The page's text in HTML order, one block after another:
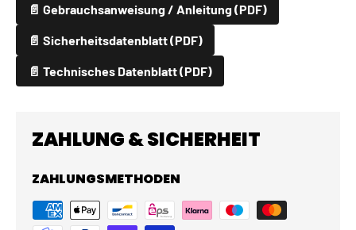
📄 Gebrauchsanweisung / Anleitung (PDF)
📄 Sicherheitsdatenblatt (PDF)
📄 Technisches Datenblatt (PDF)
ZAHLUNG & SICHERHEIT
ZAHLUNGSMETHODEN